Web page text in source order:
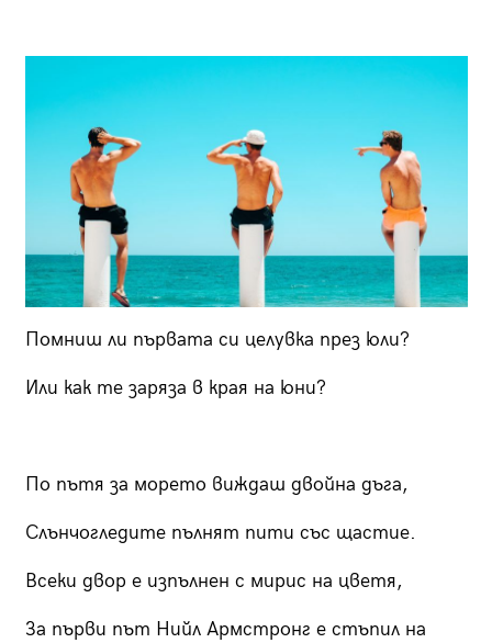
Помниш ли първата си целувка през юли?
Или как те заряза в края на юни?
По пътя за морето виждаш двойна дъга,
Слънчогледите пълнят пити със щастие.
Всеки двор е изпълнен с мирис на цветя,
За първи път Нийл Армстронг е стъпил на